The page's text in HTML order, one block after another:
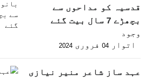
قدسیہ کو مداحوں سے
بچھڑے 7 سال بیت گئے
وجود
اتوار 04 فروری 2024
عہد ساز شاعر منیر نیازی